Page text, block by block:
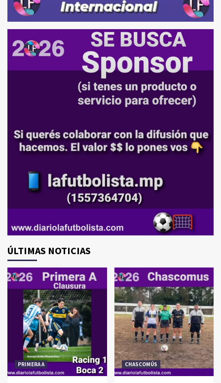
ÚLTIMAS NOTICIAS
PRIMERA A CHASCOMÚS